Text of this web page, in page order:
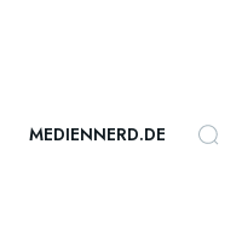
MEDIENNERD.DE